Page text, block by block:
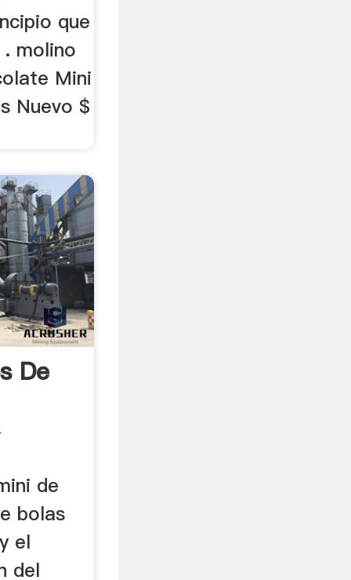
que
molino
Mini
Nuevo $
De
de
bolas
el
del